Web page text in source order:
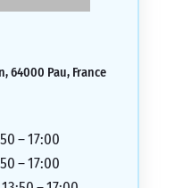
64000 Pau, France
– 17:00
– 17:00